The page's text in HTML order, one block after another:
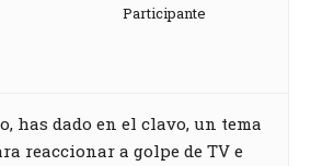
Participante
has dado en el clavo, un tema
reaccionar a golpe de TV e